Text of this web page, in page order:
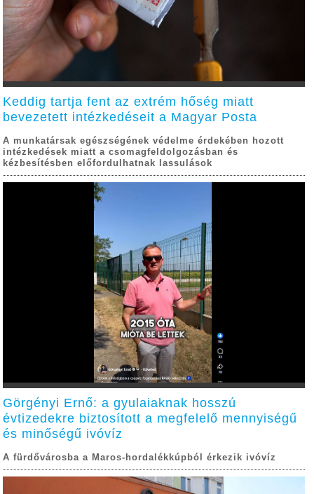
Keddig tartja fent az extrém hőség miatt
bevezetett intézkedéseit a Magyar Posta
A munkatársak egészségének védelme érdekében hozott
intézkedések miatt a csomagfeldolgozásban és
kézbesítésben előfordulhatnak lassulások
Görgényi Ernő: a gyulaiaknak hosszú
évtizedekre biztosított a megfelelő mennyiségű
és minőségű ivóvíz
A fürdővárosba a Maros-hordalékkúpból érkezik ivóvíz